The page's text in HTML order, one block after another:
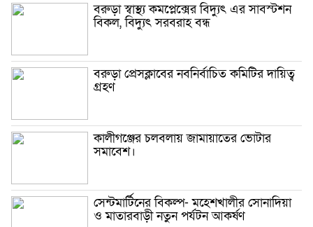
বরুড়া স্বাস্থ্য কমপ্লেক্সের বিদ্যুৎ এর সাবস্টশন
বিকল, বিদ্যুৎ সরবরাহ বন্ধ
বরুড়া প্রেসক্লাবের নবনির্বাচিত কমিটির দায়িত্ব
গ্রহণ
কালীগঞ্জের চলবলায় জামায়াতের ভোটার
সমাবেশ।
সেন্টমার্টিনের বিকল্প- মহেশখালীর সোনাদিয়া
ও মাতারবাড়ী নতুন পর্যটন আকর্ষণ